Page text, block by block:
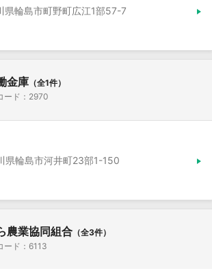
輪島市町野町広江1部57-7
金庫 （全1件）
ード：2970
県輪島市河井町23部1-150
農業協同組合 （全3件）
ード：6113